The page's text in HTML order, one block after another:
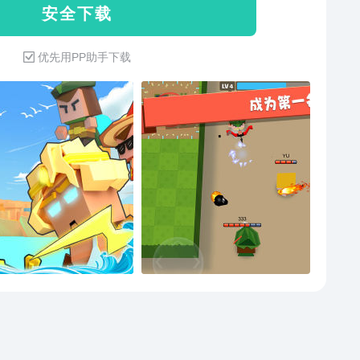
安 全 下 载
优先用PP助手下载